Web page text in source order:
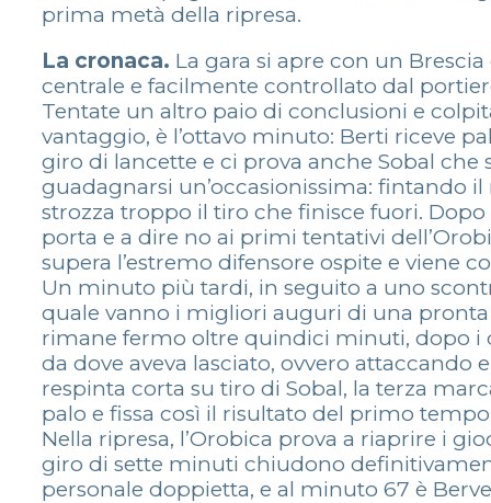
prima metà della ripresa.
La cronaca. La gara si apre con un
centrale e facilmente controllato dal
Tentate un altro paio di conclusioni e
vantaggio, è l’ottavo minuto: Berti riceve
giro di lancette e ci prova anche Sobal che
guadagnarsi un’occasionissima: fintando
strozza troppo il tiro che finisce fuori.
porta e a dire no ai primi tentativi
supera l’estremo difensore ospite e viene
Un minuto più tardi, in seguito a uno
quale vanno i migliori auguri di una
rimane fermo oltre quindici minuti, dopo i
da dove aveva lasciato, ovvero
respinta corta su tiro di Sobal, la terza
palo e fissa così il risultato del primo
Nella ripresa, l’Orobica prova a riaprire i
giro di sette minuti chiudono
personale doppietta, e al minuto 67 è